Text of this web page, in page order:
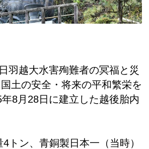
羽越大水害殉難者の冥福と災
土の安全・将来の平和繁栄を
8月28日に建立した越後胎内
トン、青銅製日本一（当時）